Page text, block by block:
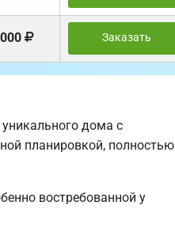
Заказать
дома с
планировкой, полностью
востребованной у